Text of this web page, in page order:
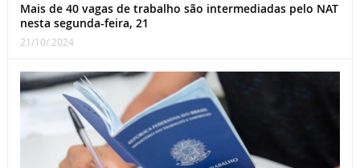
Mais de 40 vagas de trabalho são intermediadas pelo NAT
nesta segunda-feira, 21
21/10/ 2024